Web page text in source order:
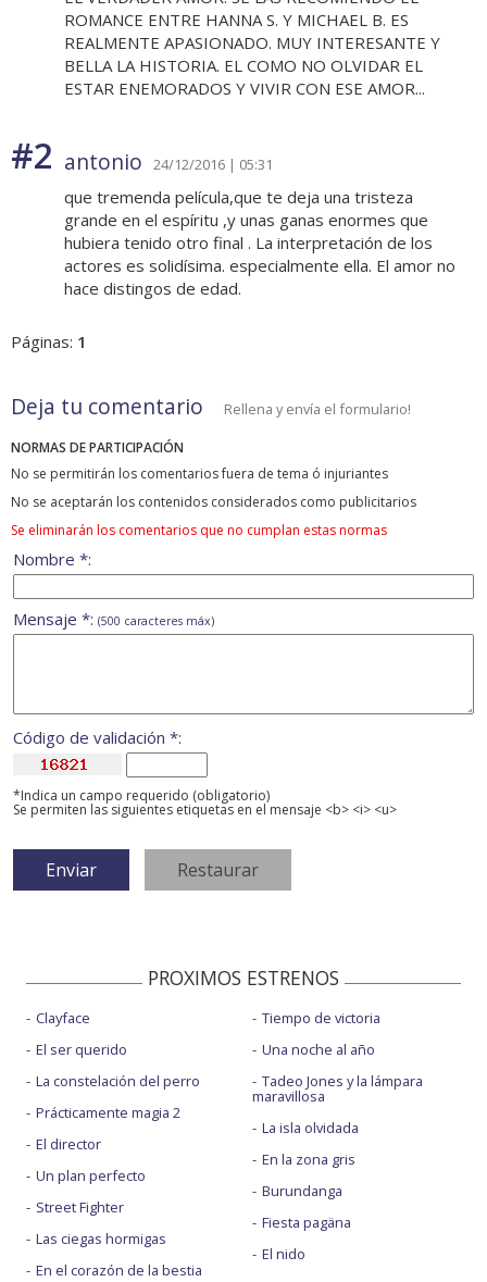
ROMANCE ENTRE HANNA S. Y MICHAEL B. ES
REALMENTE APASIONADO. MUY INTERESANTE Y
BELLA LA HISTORIA. EL COMO NO OLVIDAR EL
ESTAR ENEMORADOS Y VIVIR CON ESE AMOR...
#2 antonio 24/12/2016 | 05:31
que tremenda película,que te deja una tristeza
grande en el espíritu ,y unas ganas enormes que
hubiera tenido otro final . La interpretación de los
actores es solidísima. especialmente ella. El amor no
hace distingos de edad.
Páginas: 1
Deja tu comentario Rellena y envía el formulario!
NORMAS DE PARTICIPACIÓN
No se permitirán los comentarios fuera de tema ó injuriantes
No se aceptarán los contenidos considerados como publicitarios
Se eliminarán los comentarios que no cumplan estas normas
Nombre *:
Mensaje *: (500 caracteres máx)
Código de validación *:
*Indica un campo requerido (obligatorio)
Se permiten las siguientes etiquetas en el mensaje <b> <i> <u>
PROXIMOS ESTRENOS
Clayface
El ser querido
La constelación del perro
Prácticamente magia 2
El director
Un plan perfecto
Street Fighter
Las ciegas hormigas
En el corazón de la bestia
Tiempo de victoria
Una noche al año
Tadeo Jones y la lámpara
maravillosa
La isla olvidada
En la zona gris
Burundanga
Fiesta pagäna
El nido